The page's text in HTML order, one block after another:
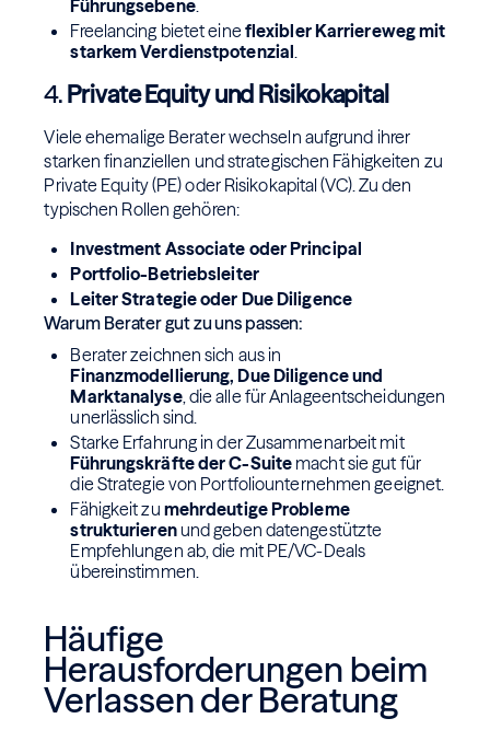
Führungsebene.
Freelancing bietet eine flexibler Karriereweg mit
starkem Verdienstpotenzial.
4. Private Equity und Risikokapital
Viele ehemalige Berater wechseln aufgrund ihrer
starken finanziellen und strategischen Fähigkeiten zu
Private Equity (PE) oder Risikokapital (VC). Zu den
typischen Rollen gehören:
Investment Associate oder Principal
Portfolio-Betriebsleiter
Leiter Strategie oder Due Diligence
Warum Berater gut zu uns passen:
Berater zeichnen sich aus in
Finanzmodellierung, Due Diligence und
Marktanalyse, die alle für Anlageentscheidungen
unerlässlich sind.
Starke Erfahrung in der Zusammenarbeit mit
Führungskräfte der C-Suite macht sie gut für
die Strategie von Portfoliounternehmen geeignet.
Fähigkeit zu mehrdeutige Probleme
strukturierenund geben datengestützte
Empfehlungen ab, die mit PE/VC-Deals
übereinstimmen.
Häufige
Herausforderungen beim
Verlassen der Beratung